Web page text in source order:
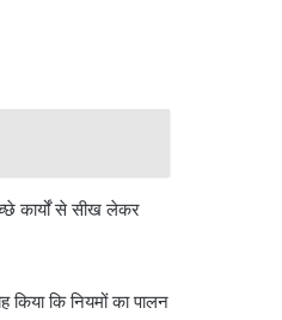
कार्यों से सीख लेकर
किया कि नियमों का पालन